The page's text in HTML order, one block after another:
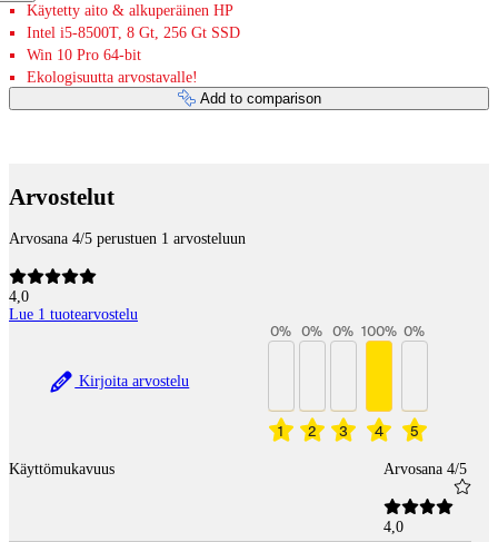
Käytetty aito & alkuperäinen HP
Intel i5-8500T, 8 Gt, 256 Gt SSD
Win 10 Pro 64-bit
Ekologisuutta arvostavalle!
Add to comparison
Arvostelut
Arvosana 4/5 perustuen 1 arvosteluun
4,0
Lue 1 tuotearvostelu
Kirjoita arvostelu
1
0%
2
0%
3
0%
4
100%
5
0%
Käyttömukavuus Arvosana 4/5
4,0